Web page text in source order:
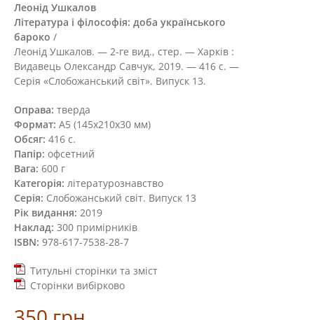
Леонід Ушкалов
Література і філософія: доба українського
бароко /
Леонід Ушкалов. — 2-ге вид., стер. — Харків :
Видавець Олександр Савчук, 2019. — 416 с. —
Серія «Слобожанський світ». Випуск 13.
Оправа: тверда
Формат: А5 (145х210х30 мм)
Обсяг: 416 с.
Папір: офсетний
Вага: 600 г
Категорія: літературознавство
Серія: Слобожанський світ. Випуск 13
Рік видання: 2019
Наклад: 300 примірників
ISBN: 978-617-7538-28-7
Титульні сторінки та зміст
Сторінки вибірково